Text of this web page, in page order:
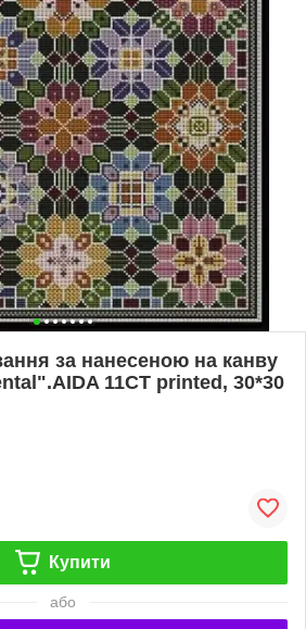
за нанесеною на канву
11CT printed, 30*30
Купити
або